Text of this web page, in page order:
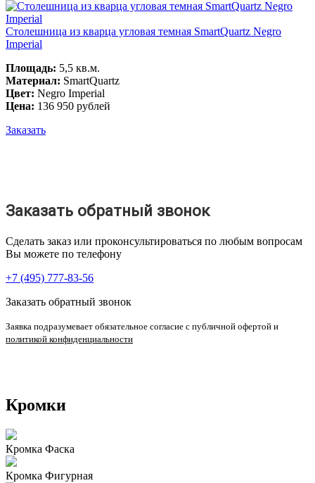
Столешница из кварца угловая темная SmartQuartz Negro
Imperial
Площадь: 5,5 кв.м.
Материал: SmartQuartz
Цвет: Negro Imperial
Цена: 136 950 рублей
Заказать
Заказать обратный звонок
Сделать заказ или проконсультироваться по любым вопросам
Вы можете по телефону
+7 (495) 777-83-56
Заказать обратный звонок
Заявка подразумевает обязательное согласие с публичной офертой и
политикой конфиденциальности
Кромки
Кромка Фаска
Кромка Фигурная